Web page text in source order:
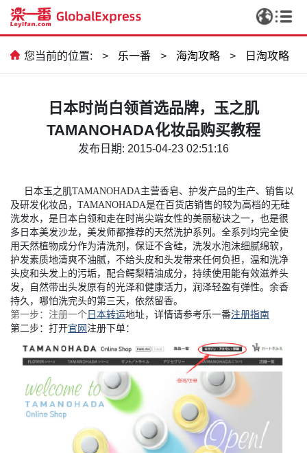
您当前的位置: > 乐一番 > 海淘攻略 > 日淘攻略
日本时尚白领首选品牌，玉之肌
TAMANOHADA化妆品购买教程
发布日期: 2015-04-23 02:51:16
日本玉之肌TAMANOHADA主营香皂、护发产品的生产、销售以
及研发化妆品，TAMANOHADA是在百货店销售的较为高档的无硅
洗发水，是日本白领和走在时尚尖端女性的美丽秘诀之一，也是很
多日本美发沙龙，美发师都推荐的天然洗护系列。全系列均完全使
用天然植物成分作为清洗剂，保证不含硅，洗发水泡沫细腻绵软，
护发素质地清爽不油腻，不给头皮和头发带来任何负担，温和洗净
头皮和头发上的污垢，配合鳄梨精油成分，持续使用能有效滋养头
发，自然带出头发原有的光泽和健康活力，润泽轻盈有弹性。余香
持久，哪怕洗完头的第三天，依然留香。
第一步：注册一个 日本转运地址，详情请参考乐一番注册指南
第二步：打开官网 注册下单：